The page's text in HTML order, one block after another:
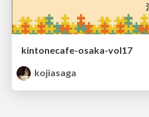
kintonecafe-osaka-vol17
kojiasaga